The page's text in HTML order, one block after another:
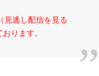
見逃し配信を見る
ります。